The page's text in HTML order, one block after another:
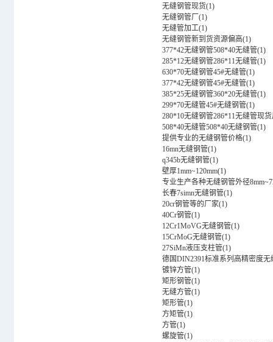
无缝钢管现货(1)
无缝钢管厂 (1)
无缝管加工(1)
无缝钢管新到货资源偏高(1)
377*42无缝钢管508*40无缝管(1)
285*12无缝钢管286*11无缝管(1)
630*70无缝钢管45#无缝管(1)
377*42无缝钢管45#无缝管(1)
385*25无缝钢管360*20无缝管(1)
299*70无缝管45#无缝钢管(1)
280*10无缝钢管286*11无缝管现
508*40无缝管508*40无缝钢管(1)
提供专业的无缝钢管价格(1)
16mn无缝钢管(1)
q345b无缝钢管(1)
壁厚1mm~120mm(1)
专业生产各种无缝钢管外径
长春7simn无缝钢管(1)
20cr钢管等的厂家(1)
40Cr钢管(1)
12Cr1MoVG无缝钢管(1)
15CrMoG无缝钢管(1)
27SiMn液压支柱管(1)
德国DIN2391标准系列高精密度无
镀锌方管(1)
矩形钢管(1)
无缝方管(1)
矩形管(1)
方矩管(1)
方管(1)
螺旋管(1)